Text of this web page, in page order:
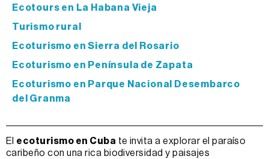
Ecotours en La Habana Vieja
Turismo rural
Ecoturismo en Sierra del Rosario
Ecoturismo en Península de Zapata
Ecoturismo en Parque Nacional Desembarco
del Granma
El ecoturismo en Cuba te invita a explorar el paraíso
caribeño con una rica biodiversidad y paisajes